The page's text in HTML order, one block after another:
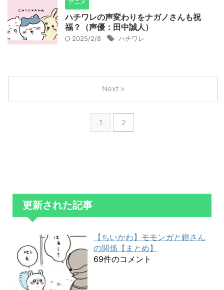
アニメ
ハチワレの声変わりをナガノさんも祝
福？（声優：田中誠人）
2025/2/8 ハチワレ
1 2
Next »
更新された記事
【ちいかわ】モモンガと鎧さん
の関係【まとめ】
69件のコメント